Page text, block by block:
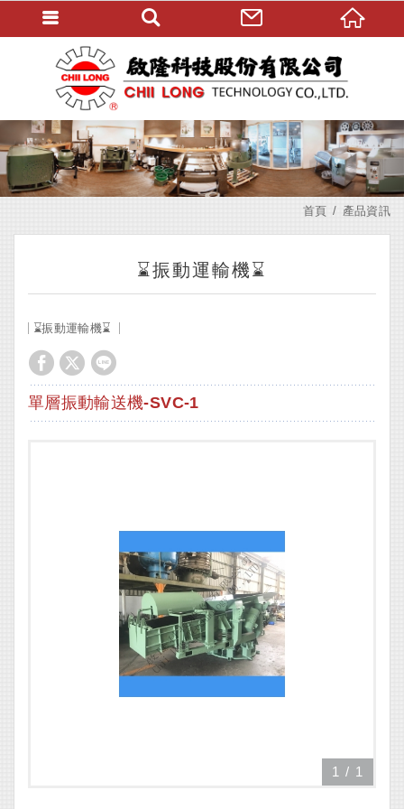
首頁 產品資訊
⌛振動運輸機⌛
⌛振動運輸機⌛
單層振動輸送機-SVC-1
1 / 1